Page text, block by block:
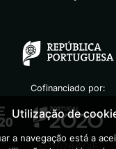
Cofinanciado por:
©2026 AGIF
Utilização de
a navegação está a